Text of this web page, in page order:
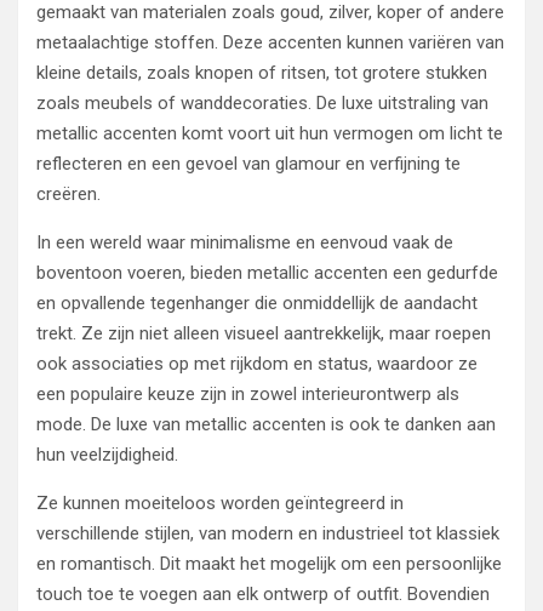
gemaakt van materialen zoals goud, zilver, koper of andere
metaalachtige stoffen. Deze accenten kunnen variëren van
kleine details, zoals knopen of ritsen, tot grotere stukken
zoals meubels of wanddecoraties. De luxe uitstraling van
metallic accenten komt voort uit hun vermogen om licht te
reflecteren en een gevoel van glamour en verfijning te
creëren.
In een wereld waar minimalisme en eenvoud vaak de
boventoon voeren, bieden metallic accenten een gedurfde
en opvallende tegenhanger die onmiddellijk de aandacht
trekt. Ze zijn niet alleen visueel aantrekkelijk, maar roepen
ook associaties op met rijkdom en status, waardoor ze
een populaire keuze zijn in zowel interieurontwerp als
mode. De luxe van metallic accenten is ook te danken aan
hun veelzijdigheid.
Ze kunnen moeiteloos worden geïntegreerd in
verschillende stijlen, van modern en industrieel tot klassiek
en romantisch. Dit maakt het mogelijk om een persoonlijke
touch toe te voegen aan elk ontwerp of outfit. Bovendien